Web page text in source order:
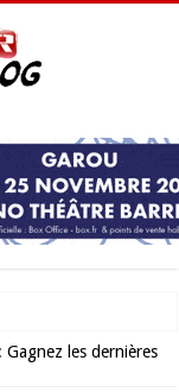
incontournable de
Gagnez les dernières